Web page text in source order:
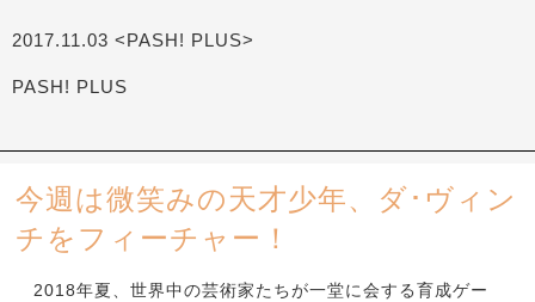
2017.11.03 <PASH! PLUS>
PASH! PLUS
今週は微笑みの天才少年、ダ･ヴィン
チをフィーチャー！
2018年夏、世界中の芸術家たちが一堂に会する育成ゲー